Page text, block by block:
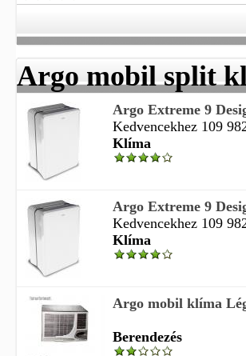
Argo mobil split
Argo Extreme 9
Kedvencekhez 109
Klíma
Argo Extreme 9
Kedvencekhez 109
Klíma
Argo mobil klíma
Berendezés